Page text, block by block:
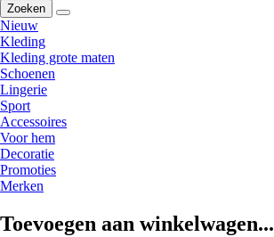
Zoeken
Nieuw
Kleding
Kleding grote maten
Schoenen
Lingerie
Sport
Accessoires
Voor hem
Decoratie
Promoties
Merken
Toevoegen aan winkelwagen...